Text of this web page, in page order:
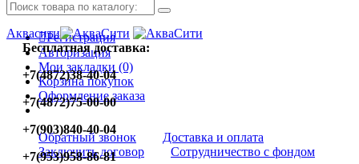
Регистрация
Авторизация
Мои закладки (0)
Корзина покупок
Оформление заказа
Обратный звонок
Доставка и оплата
Заключить договор
Сотрудничество с фондом
Аквасити
Бесплатная доставка:
+7(4872)38-40-04
+7(4872)75-00-00
+7(903)840-40-04
+7(953)958-86-81